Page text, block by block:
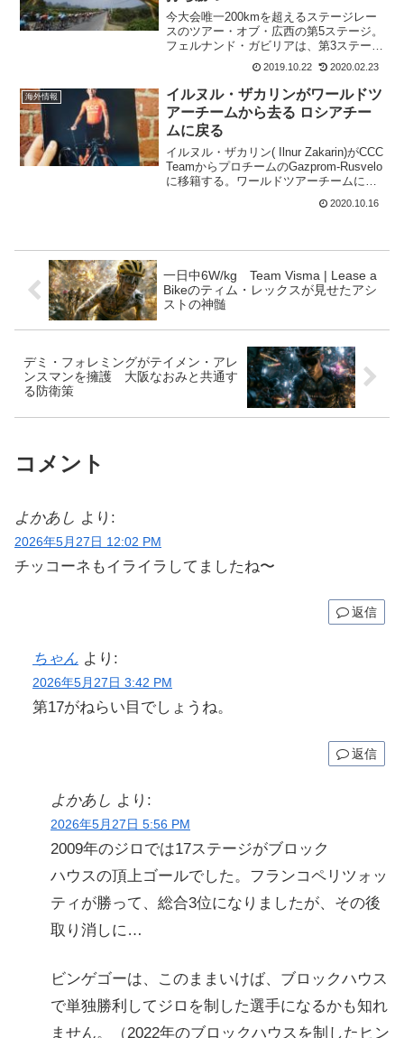
今大会唯一200kmを超えるステージレー
スのツアー・オブ・広西の第5ステージ。
フェルナンド・ガビリアは、第3ステージ
のゴール前の登坂でも遅れていたので今
日のステージでも厳しいだろうなあ～と
思ってました。しかし、予想を裏切り見
事なスプリントを...
2019.10.22 2020.02.23
海外情報
イルヌル・ザカリンがワールドツ
アーチームから去る ロシアチー
ムに戻る
イルヌル・ザカリン( Ilnur Zakarin)がCCC
TeamからプロチームのGazprom-Rusvelo
に移籍する。ワールドツアーチームに残
留かと思ってましたが、ロシアのチーム
に移籍ですね。以前に在籍したチーム
2020.10.16
一日中6W/kg Team Visma | Lease a
Bikeのティム・レックスが見せたアシ
ストの神髄
デミ・フォレミングがテイメン・アレ
ンスマンを擁護 大阪なおみと共通す
る防衛策
コメント
よかあし より:
2026年5月27日 12:02 PM
チッコーネもイライラしてましたね〜
返信
ちゃん より:
2026年5月27日 3:42 PM
第17がねらい目でしょうね。
返信
よかあし より:
2026年5月27日 5:56 PM
2009年のジロでは17ステージがブロック
ハウスの頂上ゴールでした。フランコペリツォッ
ティが勝って、総合3位になりましたが、その後
取り消しに…
ビンゲゴーは、このままいけば、ブロックハウス
で単独勝利してジロを制した選手になるかも知れ
ません。（2022年のブロックハウスを制したヒン